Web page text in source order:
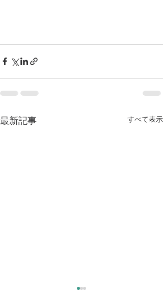
最新記事 すべて表示